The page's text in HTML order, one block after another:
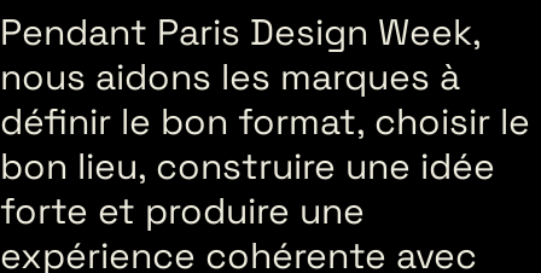
Pendant Paris Design Week,
nous aidons les marques à
définir le bon format, choisir le
bon lieu, construire une idée
forte et produire une
expérience cohérente avec